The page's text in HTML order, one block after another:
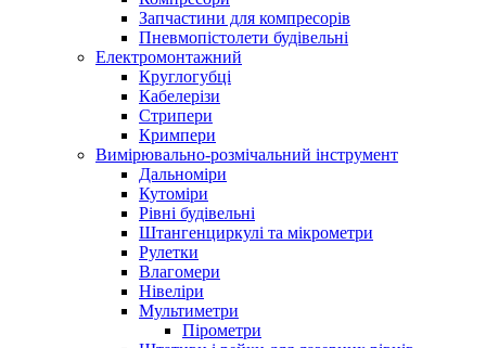
Запчастини для компресорів
Пневмопістолети будівельні
Електромонтажний
Круглогубці
Кабелерізи
Стрипери
Кримпери
Вимірювально-розмічальний інструмент
Дальноміри
Кутоміри
Рівні будівельні
Штангенциркулі та мікрометри
Рулетки
Влагомери
Нівеліри
Мультиметри
Пірометри